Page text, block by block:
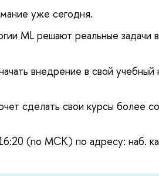
уже сегодня.
ML решают реальные задачи
внедрение в свой учебный
сделать свои курсы более
(по МСК) по адресу: наб.